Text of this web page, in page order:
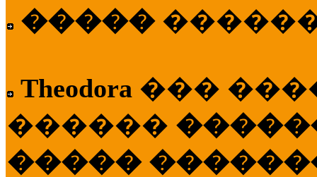
�����
Theodora ���
������
�����